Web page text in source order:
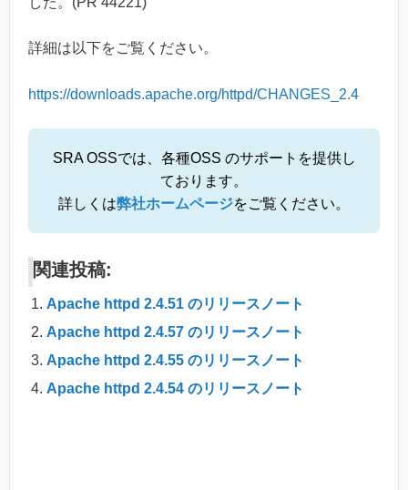
詳細は以下をご覧ください。
https://downloads.apache.org/httpd/CHANGES_2.4
SRA OSSでは、各種OSS のサポートを提供し
ております。
詳しくは弊社ホームページをご覧ください。
関連投稿:
Apache httpd 2.4.51 のリリースノート
Apache httpd 2.4.57 のリリースノート
Apache httpd 2.4.55 のリリースノート
Apache httpd 2.4.54 のリリースノート